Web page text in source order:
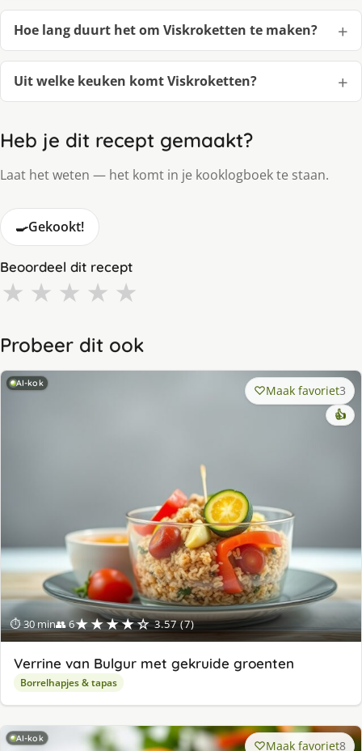
Hoe lang duurt het om Viskroketten te maken?
Uit welke keuken komt Viskroketten?
Heb je dit recept gemaakt?
Laat het weten — het komt in je kooklogboek te staan.
🍳Gekookt!
Beoordeel dit recept
★ ★ ★ ★ ★
Probeer dit ook
AI-kok
⏱ 30 min👥 6★★★★☆ 3.57 (7)
Maak favoriet3
👍
Verrine van Bulgur met gekruide groenten
Borrelhapjes & tapas
AI-kok Maak favoriet8